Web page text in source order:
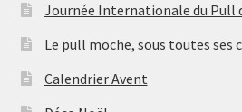
Journée Internationale du Pull
Le pull moche, sous toutes ses
Calendrier Avent